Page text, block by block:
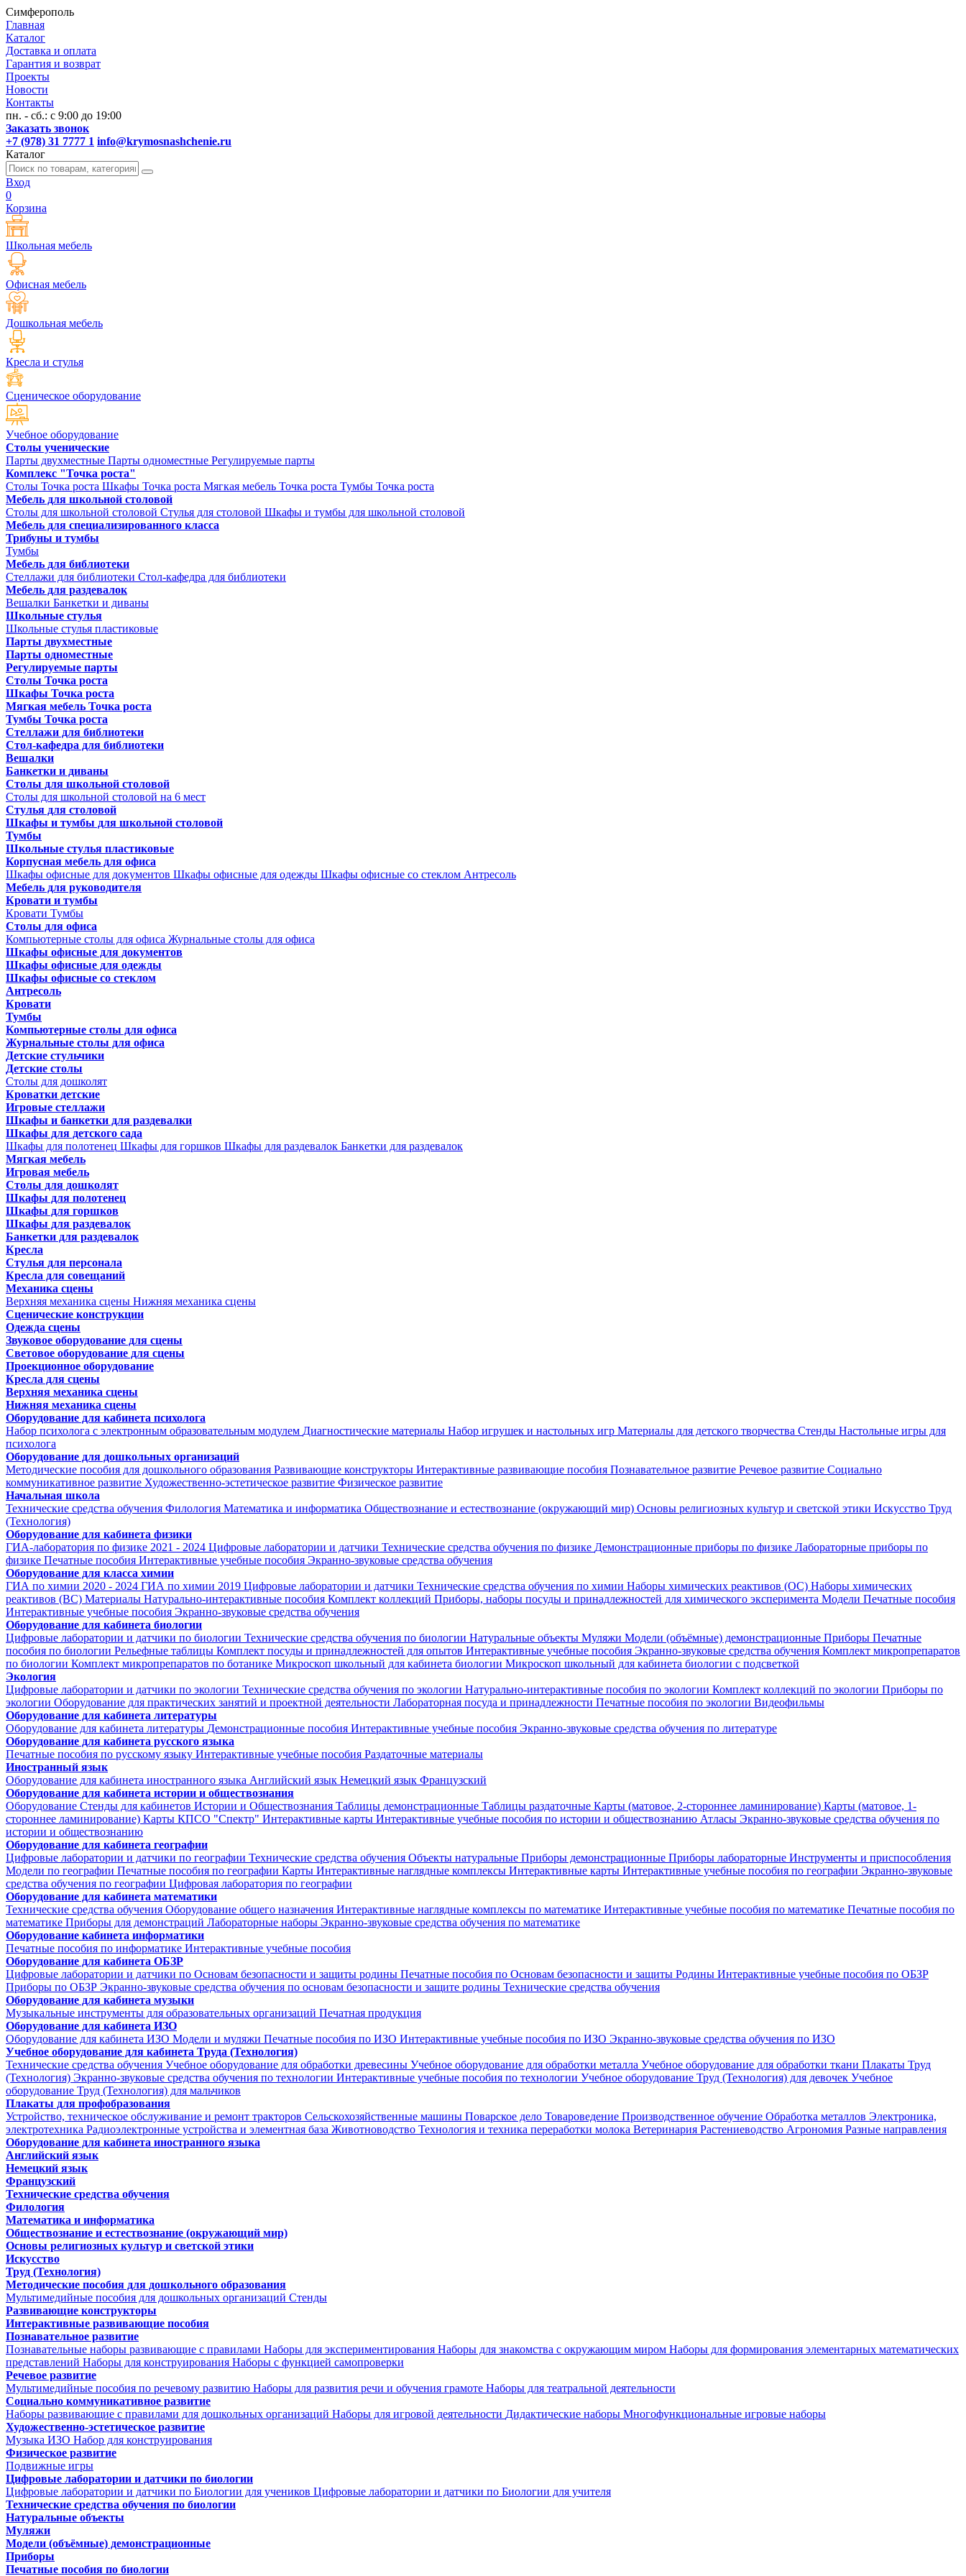
Симферополь
Главная
Каталог
Доставка и оплата
Гарантия и возврат
Проекты
Новости
Контакты
пн. - сб.: с 9:00 до 19:00
Заказать звонок
+7 (978) 31 7777 1 info@krymosnashchenie.ru
Каталог
Вход
0
Корзина
Школьная мебель
Офисная мебель
Дошкольная мебель
Кресла и стулья
Сценическое оборудование
Учебное оборудование
Столы ученические
Парты двухместные Парты одноместные Регулируемые парты
Комплекс "Точка роста"
Столы Точка роста Шкафы Точка роста Мягкая мебель Точка роста Тумбы Точка роста
Мебель для школьной столовой
Столы для школьной столовой Стулья для столовой Шкафы и тумбы для школьной столовой
Мебель для специализированного класса
Трибуны и тумбы
Тумбы
Мебель для библиотеки
Стеллажи для библиотеки Стол-кафедра для библиотеки
Мебель для раздевалок
Вешалки Банкетки и диваны
Школьные стулья
Школьные стулья пластиковые
Парты двухместные
Парты одноместные
Регулируемые парты
Столы Точка роста
Шкафы Точка роста
Мягкая мебель Точка роста
Тумбы Точка роста
Стеллажи для библиотеки
Стол-кафедра для библиотеки
Вешалки
Банкетки и диваны
Столы для школьной столовой
Столы для школьной столовой на 6 мест
Стулья для столовой
Шкафы и тумбы для школьной столовой
Тумбы
Школьные стулья пластиковые
Корпусная мебель для офиса
Шкафы офисные для документов Шкафы офисные для одежды Шкафы офисные со стеклом Антресоль
Мебель для руководителя
Кровати и тумбы
Кровати Тумбы
Столы для офиса
Компьютерные столы для офиса Журнальные столы для офиса
Шкафы офисные для документов
Шкафы офисные для одежды
Шкафы офисные со стеклом
Антресоль
Кровати
Тумбы
Компьютерные столы для офиса
Журнальные столы для офиса
Детские стульчики
Детские столы
Столы для дошколят
Кроватки детские
Игровые стеллажи
Шкафы и банкетки для раздевалки
Шкафы для детского сада
Шкафы для полотенец Шкафы для горшков Шкафы для раздевалок Банкетки для раздевалок
Мягкая мебель
Игровая мебель
Столы для дошколят
Шкафы для полотенец
Шкафы для горшков
Шкафы для раздевалок
Банкетки для раздевалок
Кресла
Стулья для персонала
Кресла для совещаний
Механика сцены
Верхняя механика сцены Нижняя механика сцены
Сценические конструкции
Одежда сцены
Звуковое оборудование для сцены
Световое оборудование для сцены
Проекционное оборудование
Кресла для сцены
Верхняя механика сцены
Нижняя механика сцены
Оборудование для кабинета психолога
Набор психолога с электронным образовательным модулем Диагностические материалы Набор игрушек и настольных игр Материалы для детского творчества Стенды Настольные игры для
психолога
Оборудование для дошкольных организаций
Методические пособия для дошкольного образования Развивающие конструкторы Интерактивные развивающие пособия Познавательное развитие Речевое развитие Социально
коммуникативное развитие Художественно-эстетическое развитие Физическое развитие
Начальная школа
Технические средства обучения Филология Математика и информатика Обществознание и естествознание (окружающий мир) Основы религиозных культур и светской этики Искусство Труд
(Технология)
Оборудование для кабинета физики
ГИА-лаборатория по физике 2021 - 2024 Цифровые лаборатории и датчики Технические средства обучения по физике Демонстрационные приборы по физике Лабораторные приборы по
физике Печатные пособия Интерактивные учебные пособия Экранно-звуковые средства обучения
Оборудование для класса химии
ГИА по химии 2020 - 2024 ГИА по химии 2019 Цифровые лаборатории и датчики Технические средства обучения по химии Наборы химических реактивов (ОС) Наборы химических
реактивов (ВС) Материалы Натурально-интерактивные пособия Комплект коллекций Приборы, наборы посуды и принадлежностей для химического эксперимента Модели Печатные пособия
Интерактивные учебные пособия Экранно-звуковые средства обучения
Оборудование для кабинета биологии
Цифровые лаборатории и датчики по биологии Технические средства обучения по биологии Натуральные объекты Муляжи Модели (объёмные) демонстрационные Приборы Печатные
пособия по биологии Рельефные таблицы Комплект посуды и принадлежностей для опытов Интерактивные учебные пособия Экранно-звуковые средства обучения Комплект микропрепаратов
по биологии Комплект микропрепаратов по ботанике Микроскоп школьный для кабинета биологии Микроскоп школьный для кабинета биологии с подсветкой
Экология
Цифровые лаборатории и датчики по экологии Технические средства обучения по экологии Натурально-интерактивные пособия по экологии Комплект коллекций по экологии Приборы по
экологии Оборудование для практических занятий и проектной деятельности Лабораторная посуда и принадлежности Печатные пособия по экологии Видеофильмы
Оборудование для кабинета литературы
Оборудование для кабинета литературы Демонстрационные пособия Интерактивные учебные пособия Экранно-звуковые средства обучения по литературе
Оборудование для кабинета русского языка
Печатные пособия по русскому языку Интерактивные учебные пособия Раздаточные материалы
Иностранный язык
Оборудование для кабинета иностранного языка Английский язык Немецкий язык Французский
Оборудование для кабинета истории и обществознания
Оборудование Стенды для кабинетов Истории и Обществознания Таблицы демонстрационные Таблицы раздаточные Карты (матовое, 2-стороннее ламинирование) Карты (матовое, 1-
стороннее ламинирование) Карты КПСО "Спектр" Интерактивные карты Интерактивные учебные пособия по истории и обществознанию Атласы Экранно-звуковые средства обучения по
истории и обществознанию
Оборудование для кабинета географии
Цифровые лаборатории и датчики по географии Технические средства обучения Объекты натуральные Приборы демонстрационные Приборы лабораторные Инструменты и приспособления
Модели по географии Печатные пособия по географии Карты Интерактивные наглядные комплексы Интерактивные карты Интерактивные учебные пособия по географии Экранно-звуковые
средства обучения по географии Цифровая лаборатория по географии
Оборудование для кабинета математики
Технические средства обучения Оборудование общего назначения Интерактивные наглядные комплексы по математике Интерактивные учебные пособия по математике Печатные пособия по
математике Приборы для демонстраций Лабораторные наборы Экранно-звуковые средства обучения по математике
Оборудование кабинета информатики
Печатные пособия по информатике Интерактивные учебные пособия
Оборудование для кабинета ОБЗР
Цифровые лаборатории и датчики по Основам безопасности и защиты родины Печатные пособия по Основам безопасности и защиты Родины Интерактивные учебные пособия по ОБЗР
Приборы по ОБЗР Экранно-звуковые средства обучения по основам безопасности и защите родины Технические средства обучения
Оборудование для кабинета музыки
Музыкальные инструменты для образовательных организаций Печатная продукция
Оборудование для кабинета ИЗО
Оборудование для кабинета ИЗО Модели и муляжи Печатные пособия по ИЗО Интерактивные учебные пособия по ИЗО Экранно-звуковые средства обучения по ИЗО
Учебное оборудование для кабинета Труда (Технология)
Технические средства обучения Учебное оборудование для обработки древесины Учебное оборудование для обработки металла Учебное оборудование для обработки ткани Плакаты Труд
(Технология) Экранно-звуковые средства обучения по технологии Интерактивные учебные пособия по технологии Учебное оборудование Труд (Технология) для девочек Учебное
оборудование Труд (Технология) для мальчиков
Плакаты для профобразования
Устройство, техническое обслуживание и ремонт тракторов Сельскохозяйственные машины Поварское дело Товароведение Производственное обучение Обработка металлов Электроника,
электротехника Радиоэлектронные устройства и элементная база Животноводство Технология и техника переработки молока Ветеринария Растениеводство Агрономия Разные направления
Оборудование для кабинета иностранного языка
Английский язык
Немецкий язык
Французский
Технические средства обучения
Филология
Математика и информатика
Обществознание и естествознание (окружающий мир)
Основы религиозных культур и светской этики
Искусство
Труд (Технология)
Методические пособия для дошкольного образования
Мультимедийные пособия для дошкольных организаций Стенды
Развивающие конструкторы
Интерактивные развивающие пособия
Познавательное развитие
Познавательные наборы развивающие с правилами Наборы для экспериментирования Наборы для знакомства с окружающим миром Наборы для формирования элементарных математических
представлений Наборы для конструирования Наборы с функцией самопроверки
Речевое развитие
Мультимедийные пособия по речевому развитию Наборы для развития речи и обучения грамоте Наборы для театральной деятельности
Социально коммуникативное развитие
Наборы развивающие с правилами для дошкольных организаций Наборы для игровой деятельности Дидактические наборы Многофункциональные игровые наборы
Художественно-эстетическое развитие
Музыка ИЗО Набор для конструирования
Физическое развитие
Подвижные игры
Цифровые лаборатории и датчики по биологии
Цифровые лаборатории и датчики по Биологии для учеников Цифровые лаборатории и датчики по Биологии для учителя
Технические средства обучения по биологии
Натуральные объекты
Муляжи
Модели (объёмные) демонстрационные
Приборы
Печатные пособия по биологии